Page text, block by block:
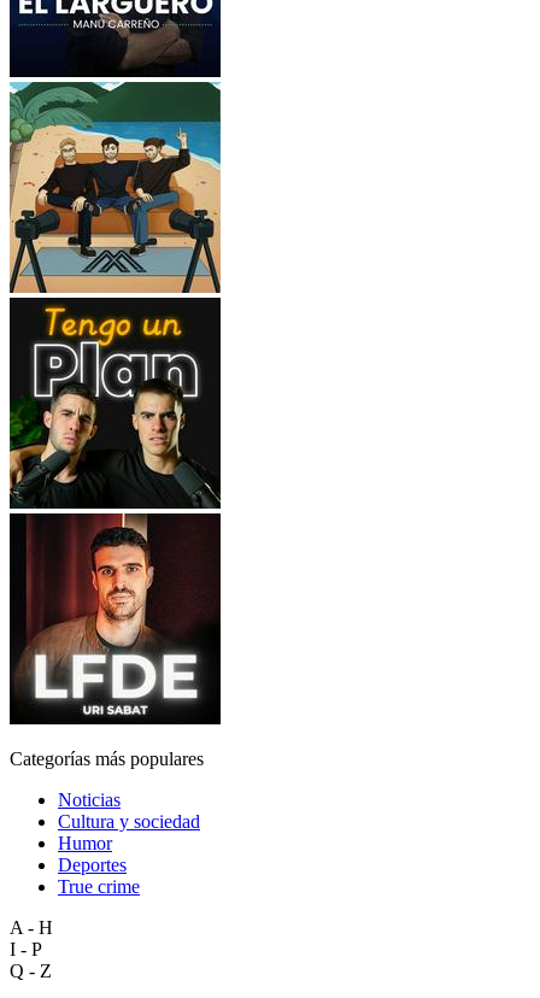
Categorías más populares
Noticias
Cultura y sociedad
Humor
Deportes
True crime
A - H
I - P
Q - Z